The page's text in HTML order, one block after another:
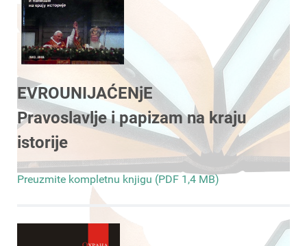
EVROUNIJAĆENjE
Pravoslavlje i papizam na kraju
istorije
Preuzmite kompletnu knjigu (PDF 1,4 MB)